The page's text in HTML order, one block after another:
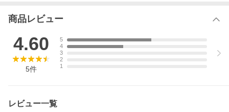
商品レビュー
4.60
5件
5
4
3
2
1
レビュー一覧